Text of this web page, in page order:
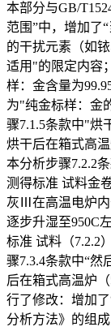
本部分与GB/
范围”中，增加了
的干扰元素（如
适用"的限定内容
样：金含量为
为"纯金标样：金
骤7.1.5条款中"烘
烘干后在箱式高
本分析步骤7.2.2
测得标准 试料金
灰Ⅲ在高温电炉内
逐步升湿至950C
标准 试料（7.2.2
骤7.3.4条款中“然
后在箱式高温炉
行了修改：增加
分析方法》的组